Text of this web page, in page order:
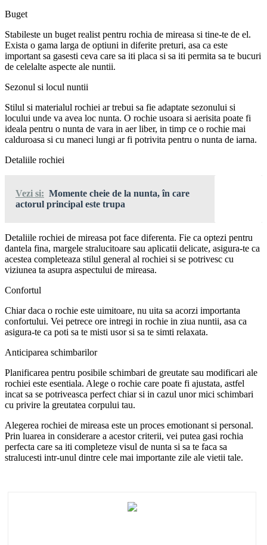
Buget
Stabileste un buget realist pentru rochia de mireasa si tine-te de el.
Exista o gama larga de optiuni in diferite preturi, asa ca este
important sa gasesti ceva care sa iti placa si sa iti permita sa te bucuri
de celelalte aspecte ale nuntii.
Sezonul si locul nuntii
Stilul si materialul rochiei ar trebui sa fie adaptate sezonului si
locului unde va avea loc nunta. O rochie usoara si aerisita poate fi
ideala pentru o nunta de vara in aer liber, in timp ce o rochie mai
calduroasa si cu maneci lungi ar fi potrivita pentru o nunta de iarna.
Detaliile rochiei
Vezi si: Momente cheie de la nunta, în care
actorul principal este trupa
Detaliile rochiei de mireasa pot face diferenta. Fie ca optezi pentru
dantela fina, margele stralucitoare sau aplicatii delicate, asigura-te ca
acestea completeaza stilul general al rochiei si se potrivesc cu
viziunea ta asupra aspectului de mireasa.
Confortul
Chiar daca o rochie este uimitoare, nu uita sa acorzi importanta
confortului. Vei petrece ore intregi in rochie in ziua nuntii, asa ca
asigura-te ca poti sa te misti usor si sa te simti relaxata.
Anticiparea schimbarilor
Planificarea pentru posibile schimbari de greutate sau modificari ale
rochiei este esentiala. Alege o rochie care poate fi ajustata, astfel
incat sa se potriveasca perfect chiar si in cazul unor mici schimbari
cu privire la greutatea corpului tau.
Alegerea rochiei de mireasa este un proces emotionant si personal.
Prin luarea in considerare a acestor criterii, vei putea gasi rochia
perfecta care sa iti completeze visul de nunta si sa te faca sa
stralucesti intr-unul dintre cele mai importante zile ale vietii tale.